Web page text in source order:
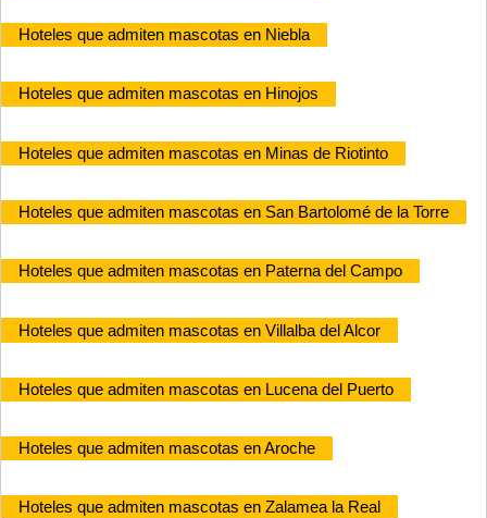
Hoteles que admiten mascotas en Niebla
Hoteles que admiten mascotas en Hinojos
Hoteles que admiten mascotas en Minas de Riotinto
Hoteles que admiten mascotas en San Bartolomé de la Torre
Hoteles que admiten mascotas en Paterna del Campo
Hoteles que admiten mascotas en Villalba del Alcor
Hoteles que admiten mascotas en Lucena del Puerto
Hoteles que admiten mascotas en Aroche
Hoteles que admiten mascotas en Zalamea la Real